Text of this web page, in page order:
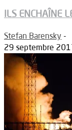
ILS ENCHAÎNE
Stefan Barensky -
29 septembre